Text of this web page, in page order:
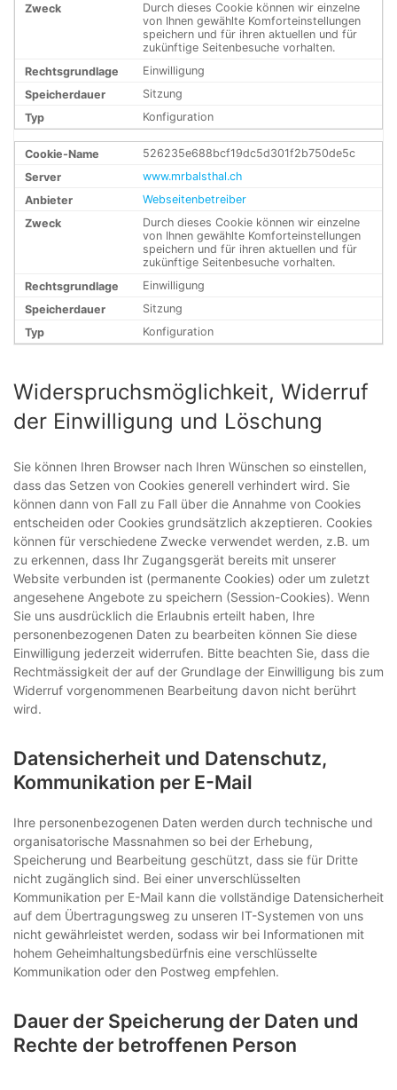
Durch dieses Cookie können wir einzelne
von Ihnen gewählte Komforteinstellungen
speichern und für ihren aktuellen und für
zukünftige Seitenbesuche vorhalten.
Einwilligung
Sitzung
Konfiguration
526235e688bcf19dc5d301f2b750de5c
www.mrbalsthal.ch
Webseitenbetreiber
Durch dieses Cookie können wir einzelne
von Ihnen gewählte Komforteinstellungen
speichern und für ihren aktuellen und für
zukünftige Seitenbesuche vorhalten.
Einwilligung
Sitzung
Konfiguration
Widerspruchsmöglichkeit, Widerruf
der Einwilligung und Löschung
Sie können Ihren Browser nach Ihren Wünschen so einstellen,
dass das Setzen von Cookies generell verhindert wird. Sie
können dann von Fall zu Fall über die Annahme von Cookies
entscheiden oder Cookies grundsätzlich akzeptieren. Cookies
können für verschiedene Zwecke verwendet werden, z.B. um
zu erkennen, dass Ihr Zugangsgerät bereits mit unserer
Website verbunden ist (permanente Cookies) oder um zuletzt
angesehene Angebote zu speichern (Session-Cookies). Wenn
Sie uns ausdrücklich die Erlaubnis erteilt haben, Ihre
personenbezogenen Daten zu bearbeiten können Sie diese
Einwilligung jederzeit widerrufen. Bitte beachten Sie, dass die
Rechtmässigkeit der auf der Grundlage der Einwilligung bis zum
Widerruf vorgenommenen Bearbeitung davon nicht berührt
wird.
Datensicherheit und Datenschutz,
Kommunikation per E-Mail
Ihre personenbezogenen Daten werden durch technische und
organisatorische Massnahmen so bei der Erhebung,
Speicherung und Bearbeitung geschützt, dass sie für Dritte
nicht zugänglich sind. Bei einer unverschlüsselten
Kommunikation per E-Mail kann die vollständige Datensicherheit
auf dem Übertragungsweg zu unseren IT-Systemen von uns
nicht gewährleistet werden, sodass wir bei Informationen mit
hohem Geheimhaltungsbedürfnis eine verschlüsselte
Kommunikation oder den Postweg empfehlen.
Dauer der Speicherung der Daten und
Rechte der betroffenen Person